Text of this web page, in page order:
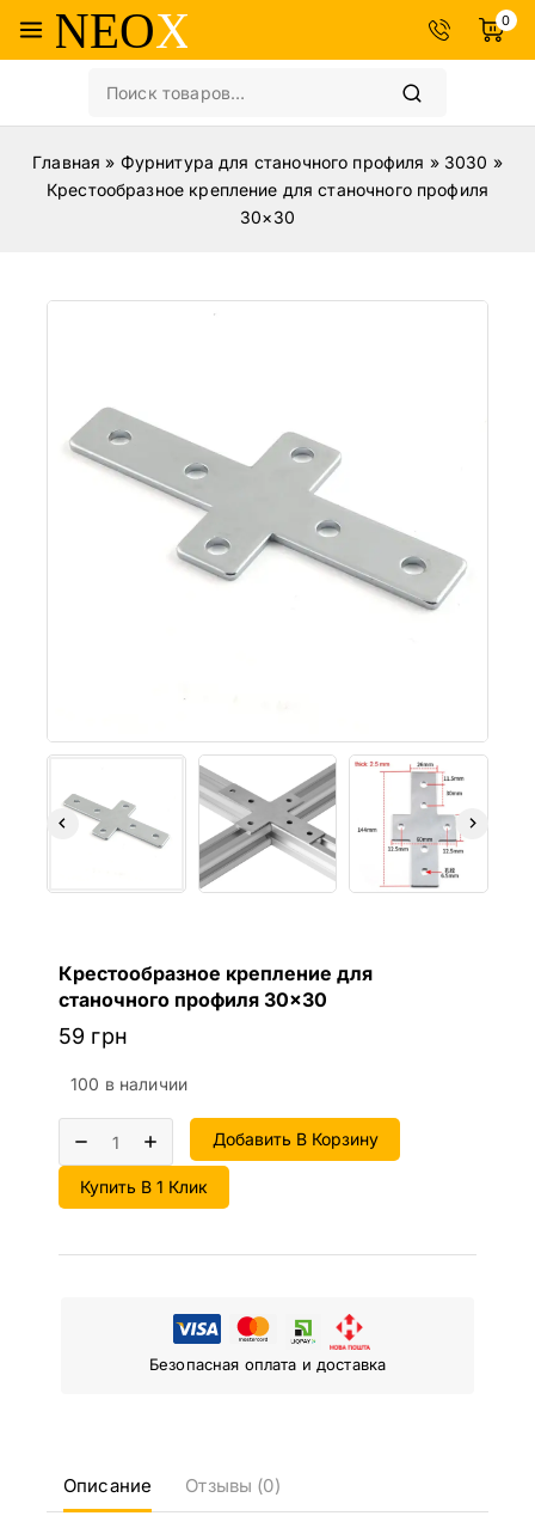
0
Главная » Фурнитура для станочного профиля » 3030 »
Крестообразное крепление для станочного профиля
30×30
Крестообразное крепление для
станочного профиля 30×30
59 грн
100 в наличии
Добавить В Корзину
Купить В 1 Клик
Безопасная оплата и доставка
Описание Отзывы (0)